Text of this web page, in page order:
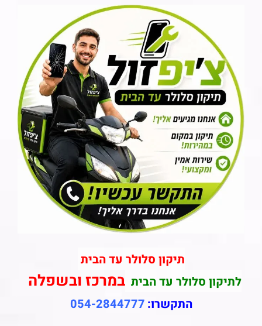
תיקון סלולר עד הבית
לתיקון סלולר עד הביתבמרכז ובשפלה
התקשרו: 054-2844777